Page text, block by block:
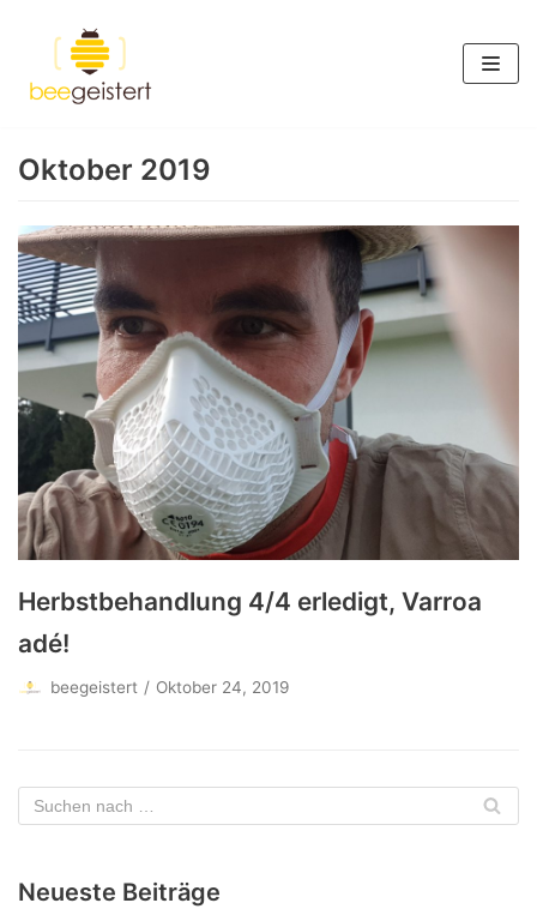
Inhalt
springen
Oktober 2019
Herbstbehandlung 4/4 erledigt, Varroa
adé!
beegeistert Oktober 24, 2019
Neueste Beiträge